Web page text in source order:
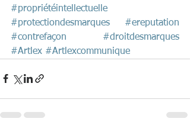
#propriétéintellectuelle
#protectiondesmarques
#ereputation
#contrefaçon
#droitdesmarques
#Artlex #Artlexcommunique